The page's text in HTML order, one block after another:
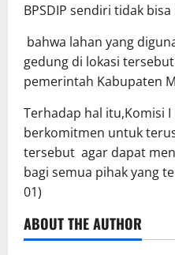
BPSDIP sendiri tidak
bahwa lahan yang
gedung di lokasi
pemerintah Kabupaten
Terhadap hal itu,Komisi I
berkomitmen untuk
tersebut agar dapat
bagi semua pihak yang
01)
ABOUT THE AUTHOR